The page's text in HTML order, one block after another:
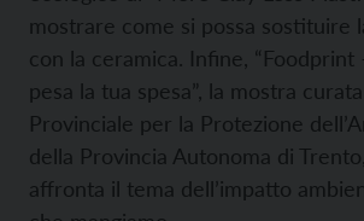
mostrare come si possa sostituire
con la ceramica. Infine, “Foodprint
pesa la tua spesa”, la mostra
Provinciale per la Protezione
della Provincia Autonoma di
affronta il tema dell’impatto